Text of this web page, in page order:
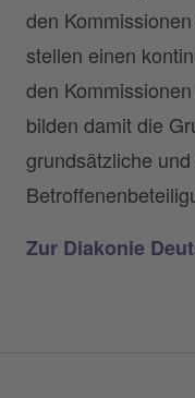
den
stellen einen
den
bilden damit die
grundsätzliche
Zur Diakonie